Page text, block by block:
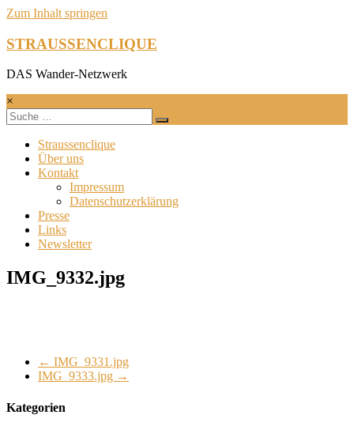
Zum Inhalt springen
STRAUSSENCLIQUE
DAS Wander-Netzwerk
×
Straussenclique
Über uns
Kontakt
Impressum
Datenschutzerklärung
Presse
Links
Newsletter
IMG_9332.jpg
← IMG_9331.jpg
IMG_9333.jpg →
Kategorien